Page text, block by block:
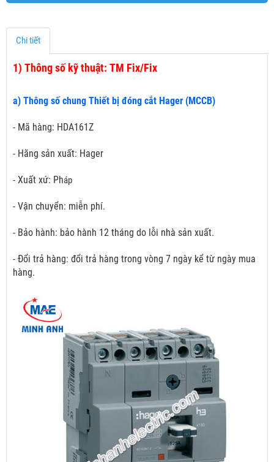
Chi tiết
1) Thông số kỹ thuật: TM Fix/Fix
a) Thông số chung Thiết bị đóng cắt Hager (MCCB)
- Mã hàng: HDA161Z
- Hãng sản xuất: Hager
- Xuất xứ: Pháp
- Vận chuyển: miễn phí.
- Bảo hành: bảo hành 12 tháng do lỗi nhà sản xuất.
- Đổi trả hàng: đổi trả hàng trong vòng 7 ngày kể từ ngày mua
hàng.